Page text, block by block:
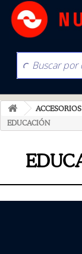
ACCESORIOS
EDUCACIÓN